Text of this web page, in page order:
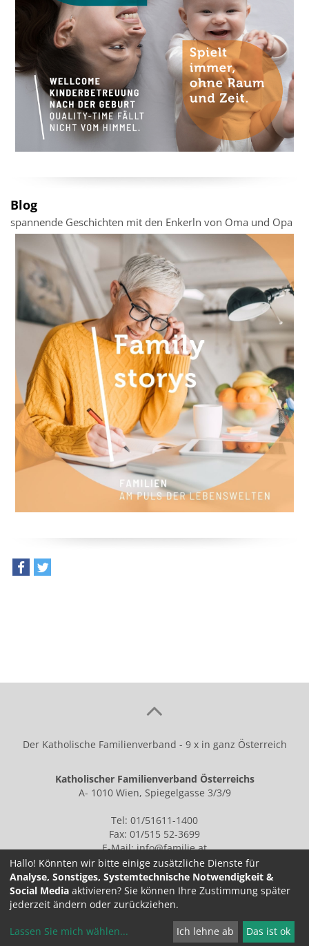
Blog
spannende Geschichten mit den Enkerln von Oma und Opa
Der Katholische Familienverband - 9 x in ganz Österreich
Katholischer Familienverband Österreichs
A- 1010 Wien, Spiegelgasse 3/3/9
Tel: 01/51611-1400
Fax: 01/515 52-3699
E-Mail:info@familie.at
IMPRESSUM
Hallo! Könnten wir bitte einige zusätzliche Dienste für
Analyse, Sonstiges, Systemtechnische Notwendigkeit &
Social Media aktivieren? Sie können Ihre Zustimmung später
jederzeit ändern oder zurückziehen.
Lassen Sie mich wählen... Ich lehne ab Das ist ok